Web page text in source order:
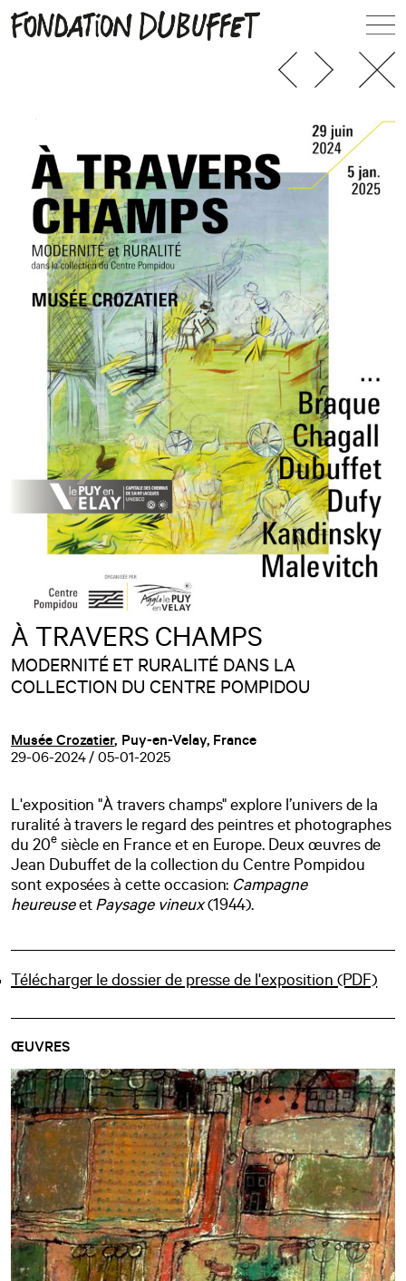
À TRAVERS CHAMPS
MODERNITÉ ET RURALITÉ DANS LA
COLLECTION DU CENTRE POMPIDOU
Musée Crozatier, Puy-en-Velay, France
29-06-2024 / 05-01-2025
L'exposition "À travers champs" explore l’univers de la
ruralité à travers le regard des peintres et photographes
du 20e siècle en France et en Europe. Deux œuvres de
Jean Dubuffet de la collection du Centre Pompidou
sont exposées à cette occasion: Campagne
heureuseet Paysage vineux(1944).
Télécharger le dossier de presse de l'exposition (PDF)
ŒUVRES